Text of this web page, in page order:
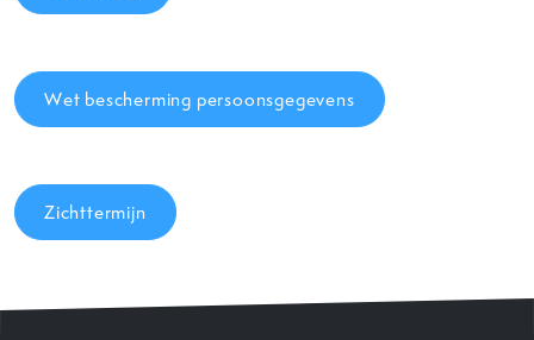
Wet bescherming persoonsgegevens
Zichttermijn